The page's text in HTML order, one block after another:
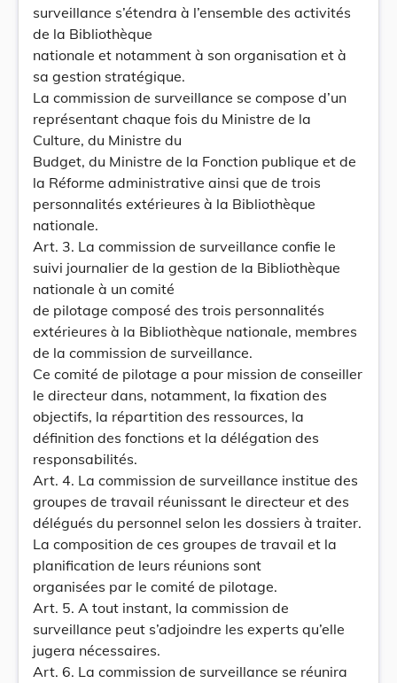
surveillance s’étendra à l’ensemble des activités
de la Bibliothèque
nationale et notamment à son organisation et à
sa gestion stratégique.
La commission de surveillance se compose d’un
représentant chaque fois du Ministre de la
Culture, du Ministre du
Budget, du Ministre de la Fonction publique et de
la Réforme administrative ainsi que de trois
personnalités extérieures à la Bibliothèque
nationale.
Art. 3. La commission de surveillance confie le
suivi journalier de la gestion de la Bibliothèque
nationale à un comité
de pilotage composé des trois personnalités
extérieures à la Bibliothèque nationale, membres
de la commission de surveillance.
Ce comité de pilotage a pour mission de conseiller
le directeur dans, notamment, la fixation des
objectifs, la répartition des ressources, la
définition des fonctions et la délégation des
responsabilités.
Art. 4. La commission de surveillance institue des
groupes de travail réunissant le directeur et des
délégués du personnel selon les dossiers à traiter.
La composition de ces groupes de travail et la
planification de leurs réunions sont
organisées par le comité de pilotage.
Art. 5. A tout instant, la commission de
surveillance peut s’adjoindre les experts qu’elle
jugera nécessaires.
Art. 6. La commission de surveillance se réunira